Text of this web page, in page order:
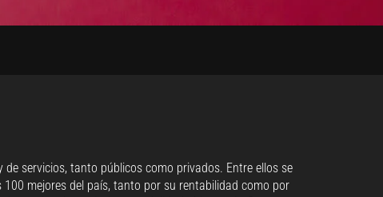
servicios, tanto públicos como privados. Entre ellos se
mejores del país, tanto por su rentabilidad como por